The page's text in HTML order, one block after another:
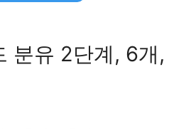
분유 2단계, 6개,